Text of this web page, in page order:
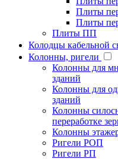
Плиты
Плиты
Плиты ПП
Колодцы кабельной
Колонны, ригели
Колонны для
зданий
Колонны для
зданий
Колонны
переработке
Колонны
Ригели РОП
Ригели РП